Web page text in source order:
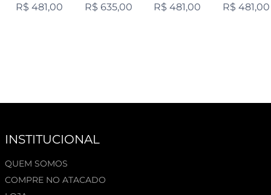
R$ 481,00 R$ 635,00 R$ 481,00 R$ 481,00
INSTITUCIONAL
QUEM SOMOS
COMPRE NO ATACADO